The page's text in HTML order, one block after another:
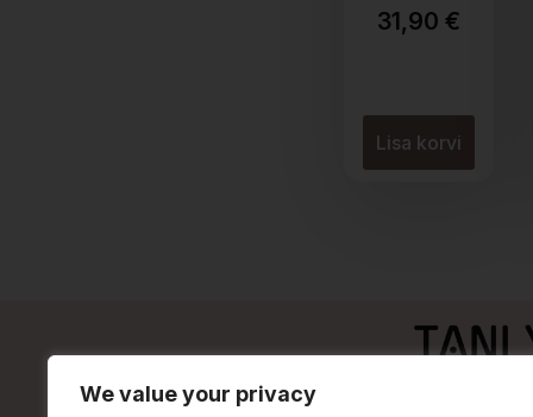
We value your privacy
31,90 €
Lisa korvi